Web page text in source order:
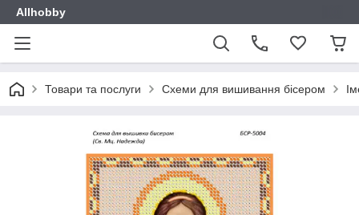
Allhobby
Товари та послуги Схеми для вишивання бісером